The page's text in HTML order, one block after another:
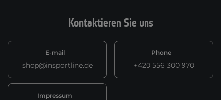
Kontaktieren Sie uns
E-mail
shop@insportline.de
Phone
+420 556 300 970
Impressum